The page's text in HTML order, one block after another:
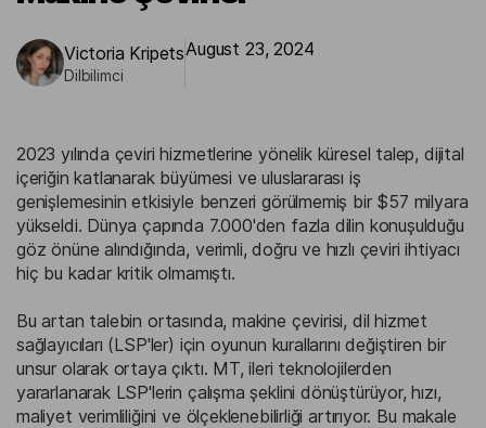
Victoria Kripets
Dilbilimci
August 23, 2024
2023 yılında çeviri hizmetlerine yönelik küresel talep, dijital
içeriğin katlanarak büyümesi ve uluslararası iş
genişlemesinin etkisiyle benzeri görülmemiş bir $57 milyara
yükseldi. Dünya çapında 7.000'den fazla dilin konuşulduğu
göz önüne alındığında, verimli, doğru ve hızlı çeviri ihtiyacı
hiç bu kadar kritik olmamıştı.
Bu artan talebin ortasında, makine çevirisi, dil hizmet
sağlayıcıları (LSP'ler) için oyunun kurallarını değiştiren bir
unsur olarak ortaya çıktı. MT, ileri teknolojilerden
yararlanarak LSP'lerin çalışma şeklini dönüştürüyor, hızı,
maliyet verimliliğini ve ölçeklenebilirliği artırıyor. Bu makale